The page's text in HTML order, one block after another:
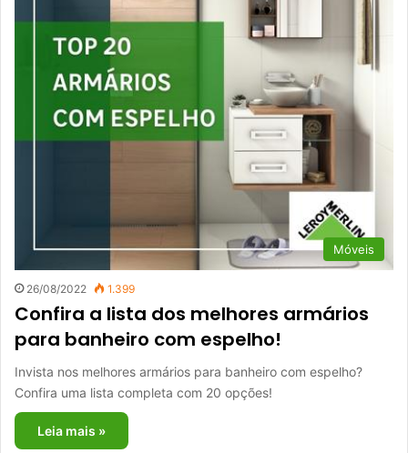
Móveis
26/08/2022 1.399
Confira a lista dos melhores armários
para banheiro com espelho!
Invista nos melhores armários para banheiro com espelho?
Confira uma lista completa com 20 opções!
Leia mais »